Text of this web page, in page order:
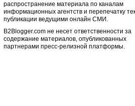
распространение материала по каналам
информационных агентств и перепечатку
публикации ведущими онлайн СМИ.
B2Blogger.com не несет ответственности за
содержание материалов, опубликованных
партнерами пресс-релизной платформы.